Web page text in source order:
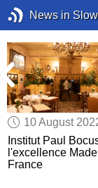
News in
10 August
Institut Paul
l'excellence
France